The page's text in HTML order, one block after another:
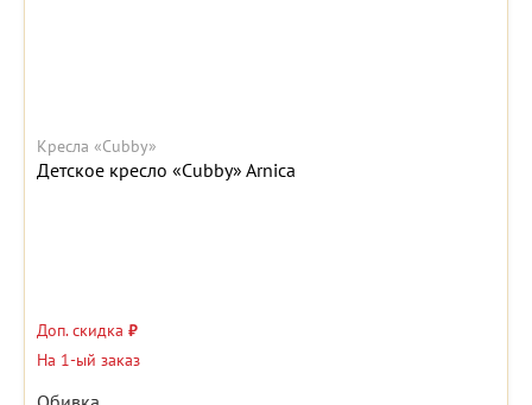
Кресла «Cubby»
Детское кресло «Cubby» Arnica
Доп. скидка ₽
На 1-ый заказ